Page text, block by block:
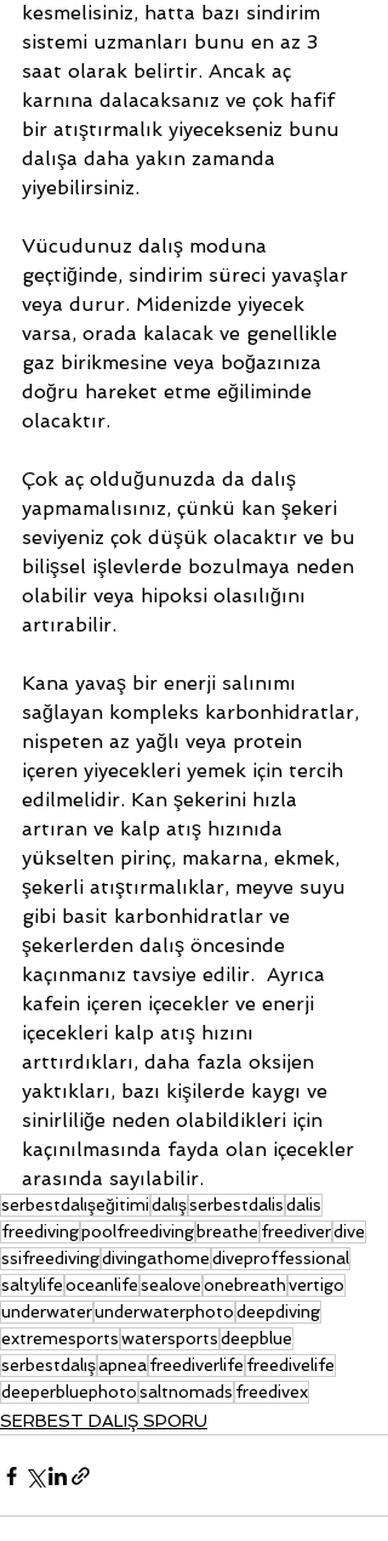
kesmelisiniz, hatta bazı sindirim
sistemi uzmanları bunu en az 3
saat olarak belirtir. Ancak aç
karnına dalacaksanız ve çok hafif
bir atıştırmalık yiyecekseniz bunu
dalışa daha yakın zamanda
yiyebilirsiniz.
Vücudunuz dalış moduna
geçtiğinde, sindirim süreci yavaşlar
veya durur. Midenizde yiyecek
varsa, orada kalacak ve genellikle
gaz birikmesine veya boğazınıza
doğru hareket etme eğiliminde
olacaktır.
Çok aç olduğunuzda da dalış
yapmamalısınız, çünkü kan şekeri
seviyeniz çok düşük olacaktır ve bu
bilişsel işlevlerde bozulmaya neden
olabilir veya hipoksi olasılığını
artırabilir.
Kana yavaş bir enerji salınımı
sağlayan kompleks karbonhidratlar,
nispeten az yağlı veya protein
içeren yiyecekleri yemek için tercih
edilmelidir. Kan şekerini hızla
artıran ve kalp atış hızınıda
yükselten pirinç, makarna, ekmek,
şekerli atıştırmalıklar, meyve suyu
gibi basit karbonhidratlar ve
şekerlerden dalış öncesinde
kaçınmanız tavsiye edilir.  Ayrıca
kafein içeren içecekler ve enerji
içecekleri kalp atış hızını
arttırdıkları, daha fazla oksijen
yaktıkları, bazı kişilerde kaygı ve
sinirliliğe neden olabildikleri için
kaçınılmasında fayda olan içecekler
arasında sayılabilir.
serbestdalışeğitimidalışserbestdalisdalis
freedivingpoolfreedivingbreathe freediverdive
ssifreedivingdivingathomediveproffessional
saltylifeoceanlifesealoveonebreathvertigo
underwaterunderwaterphotodeepdiving
extremesportswatersportsdeepblue
serbestdalışapneafreediverlife freedivelife
deeperbluephotosaltnomads freedivex
SERBEST DALIŞ SPORU